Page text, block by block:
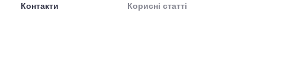
Контакти
Корисні статті